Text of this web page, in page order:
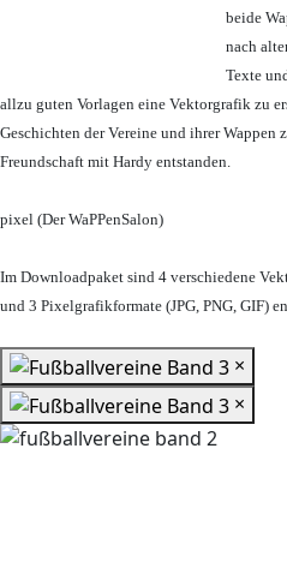
beide
nach
Texte
allzu guten Vorlagen eine Vektorgrafik zu
Geschichten der Vereine und ihrer Wappen
Freundschaft mit Hardy entstanden.
pixel (Der WaPPenSalon)
Im Downloadpaket sind 4 verschiedene
und 3 Pixelgrafikformate (JPG, PNG, GIF)
×
×